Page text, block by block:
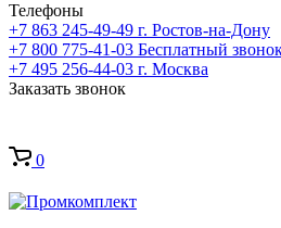
Телефоны
+7 863 245-49-49 г. Ростов-на-Дону
+7 800 775-41-03 Бесплатный
+7 495 256-44-03 г. Москва
Заказать звонок
0